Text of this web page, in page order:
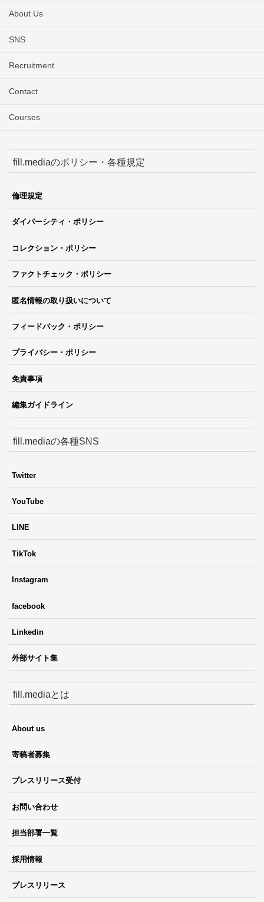
About Us
SNS
Recruitment
Contact
Courses
fill.mediaのポリシー・各種規定
倫理規定
ダイバーシティ・ポリシー
コレクション・ポリシー
ファクトチェック・ポリシー
匿名情報の取り扱いについて
フィードバック・ポリシー
プライバシー・ポリシー
免責事項
編集ガイドライン
fill.mediaの各種SNS
Twitter
YouTube
LINE
TikTok
Instagram
facebook
Linkedin
外部サイト集
fill.mediaとは
About us
寄稿者募集
プレスリリース受付
お問い合わせ
担当部署一覧
採用情報
プレスリリース